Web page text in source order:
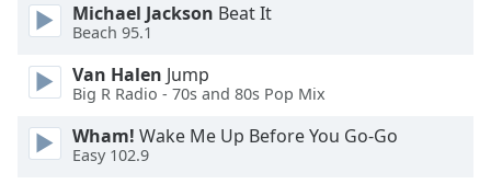
Text
Michael Jackson Beat It
Beach 95.1
Van Halen Jump
Big R Radio - 70s and 80s Pop Mix
Wham! Wake Me Up Before You Go-Go
Easy 102.9